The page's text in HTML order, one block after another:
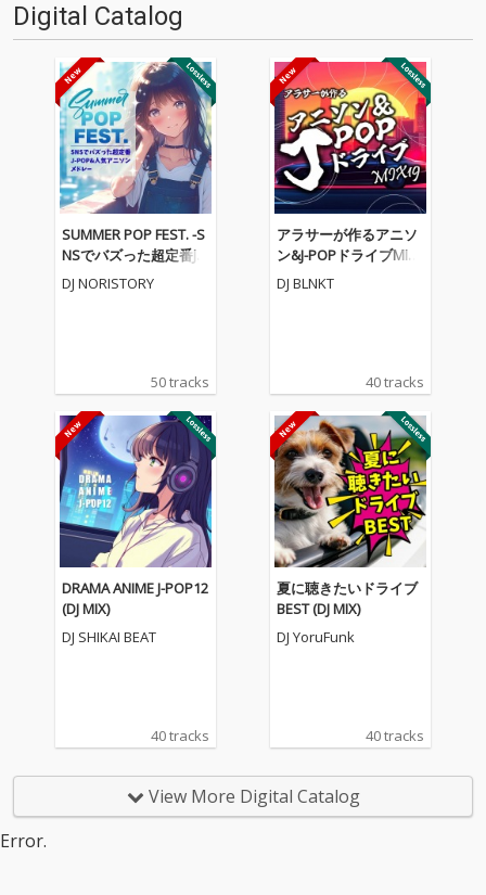
Digital Catalog
SUMMER POP FEST. -S
NSでバズった超定番J-P
OP&人気アニソンメド
レー- (DJ MIX)
DJ NORISTORY
50 tracks
アラサーが作るアニソ
ン&J-POPドライブMIX1
9 (DJ MIX)
DJ BLNKT
40 tracks
DRAMA ANIME J-POP12
(DJ MIX)
DJ SHIKAI BEAT
40 tracks
夏に聴きたいドライブ
BEST (DJ MIX)
DJ YoruFunk
40 tracks
View More Digital Catalog
Error.